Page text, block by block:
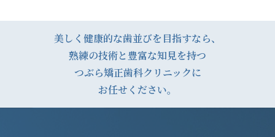
稿
ー
美しく健康的な歯並びを目指すなら、
熟練の技術と豊富な知見を持つ
つぶら矯正歯科クリニックに
お任せください。